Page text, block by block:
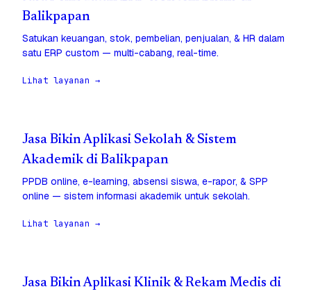
Balikpapan
Satukan keuangan, stok, pembelian, penjualan, & HR dalam
satu ERP custom — multi-cabang, real-time.
Lihat layanan →
Jasa Bikin Aplikasi Sekolah & Sistem
Akademik di Balikpapan
PPDB online, e-learning, absensi siswa, e-rapor, & SPP
online — sistem informasi akademik untuk sekolah.
Lihat layanan →
Jasa Bikin Aplikasi Klinik & Rekam Medis di